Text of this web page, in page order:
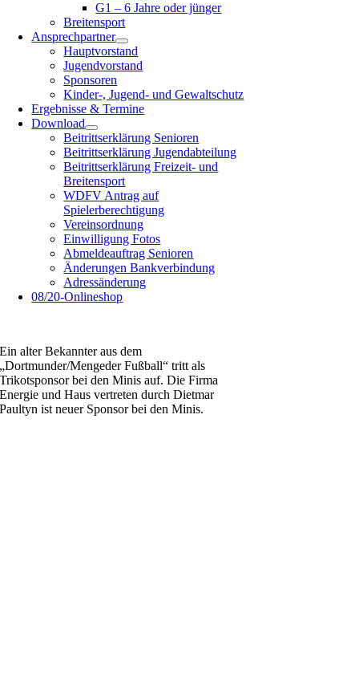
G1 – 6 Jahre oder jünger
Breitensport
Ansprechpartner
Hauptvorstand
Jugendvorstand
Sponsoren
Kinder-, Jugend- und Gewaltschutz
Ergebnisse & Termine
Download
Beitrittserklärung Senioren
Beitrittserklärung Jugendabteilung
Beitrittserklärung Freizeit- und
Breitensport
WDFV Antrag auf
Spielerberechtigung
Vereinsordnung
Einwilligung Fotos
Abmeldeauftrag Senioren
Änderungen Bankverbindung
Adressänderung
08/20-Onlineshop
Ein alter Bekannter aus dem
„Dortmunder/Mengeder Fußball“ tritt als
Trikotsponsor bei den Minis auf. Die Firma
Energie und Haus vertreten durch Dietmar
Paultyn ist neuer Sponsor bei den Minis.